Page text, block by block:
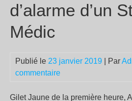
d’alarme d’un
Médic
Publié le 23 janvier 2019 | Par
commentaire
Gilet Jaune de la première heure,